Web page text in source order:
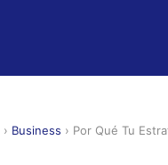
› Business › Por Qué Tu